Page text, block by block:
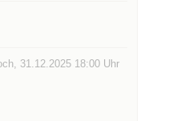
31.12.2025 18:00 Uhr